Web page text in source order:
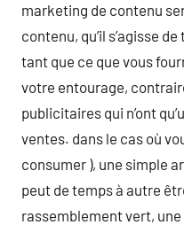
marketing de contenu
contenu, qu’il s’agisse
tant que ce que vous
votre entourage,
publicitaires qui n’ont
ventes. dans le cas où
consumer ), une simple
peut de temps à autre
rassemblement vert,